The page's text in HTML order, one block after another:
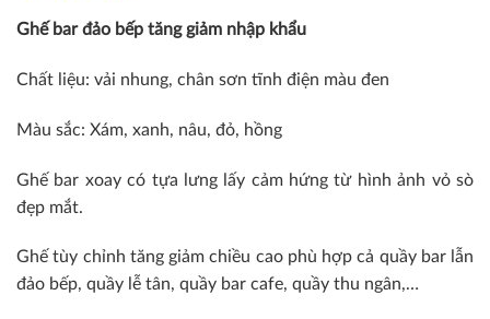
Ghế bar đảo bếp tăng giảm nhập khẩu
Chất liệu: vải nhung, chân sơn tĩnh điện màu đen
Màu sắc: Xám, xanh, nâu, đỏ, hồng
Ghế bar xoay có tựa lưng lấy cảm hứng từ hình ảnh vỏ sò
đẹp mắt.
Ghế tùy chỉnh tăng giảm chiều cao phù hợp cả quầy bar lẫn
đảo bếp, quầy lễ tân, quầy bar cafe, quầy thu ngân,…